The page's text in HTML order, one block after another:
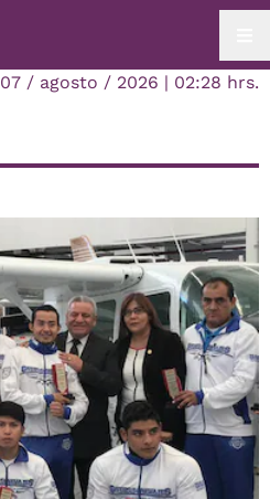
07 / agosto / 2026 | 02:28 hrs.